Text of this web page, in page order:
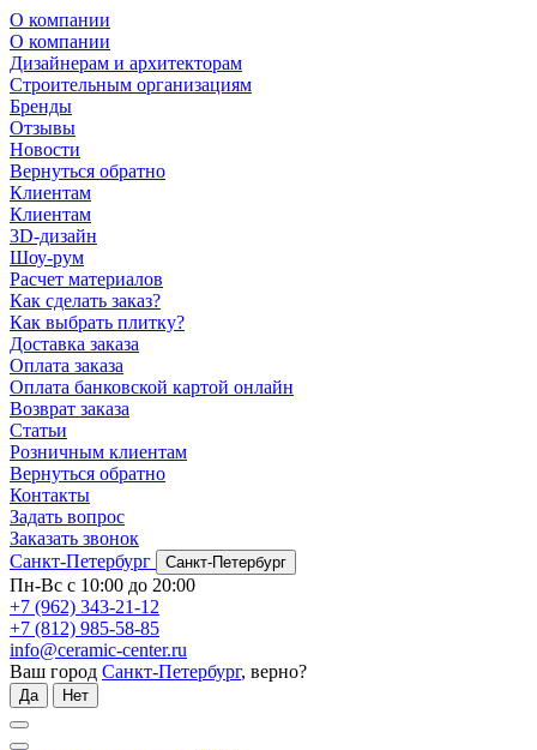
О компании
О компании
Дизайнерам и архитекторам
Строительным организациям
Бренды
Отзывы
Новости
Вернуться обратно
Клиентам
Клиентам
3D-дизайн
Шоу-рум
Расчет материалов
Как сделать заказ?
Как выбрать плитку?
Доставка заказа
Оплата заказа
Оплата банковской картой онлайн
Возврат заказа
Статьи
Розничным клиентам
Вернуться обратно
Контакты
Задать вопрос
Заказать звонок
Санкт-Петербург
Санкт-Петербург
Пн-Вс с 10:00 до 20:00
+7 (962) 343-21-12
+7 (812) 985-58-85
info@ceramic-center.ru
Ваш город Санкт-Петербург, верно?
Да Нет